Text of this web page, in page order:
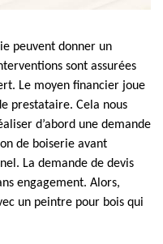
peuvent donner un
sont assurées
Le moyen financier joue
prestataire. Cela nous
d’abord une demande
de boiserie avant
La demande de devis
engagement. Alors,
un peintre pour bois qui